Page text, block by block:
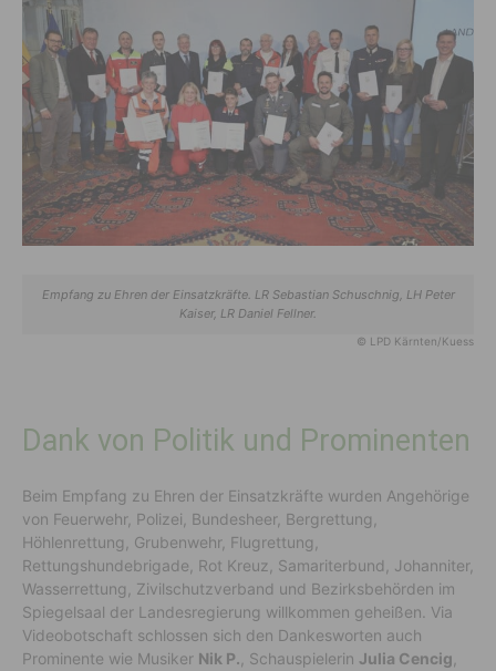
Empfang zu Ehren der Einsatzkräfte. LR Sebastian Schuschnig, LH Peter
Kaiser, LR Daniel Fellner.
© LPD Kärnten/Kuess
Dank von Politik und Prominenten
Beim Empfang zu Ehren der Einsatzkräfte wurden Angehörige
von Feuerwehr, Polizei, Bundesheer, Bergrettung,
Höhlenrettung, Grubenwehr, Flugrettung,
Rettungshundebrigade, Rot Kreuz, Samariterbund, Johanniter,
Wasserrettung, Zivilschutzverband und Bezirksbehörden im
Spiegelsaal der Landesregierung willkommen geheißen. Via
Videobotschaft schlossen sich den Dankesworten auch
Prominente wie Musiker Nik P. , Schauspielerin Julia Cencig